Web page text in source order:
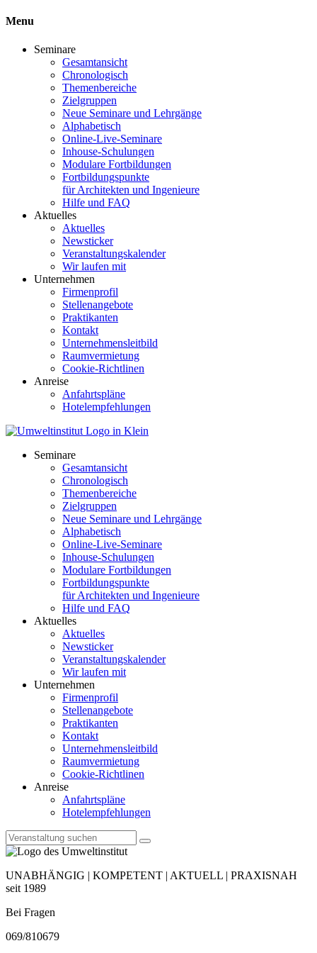
Menu
Seminare
Gesamtansicht
Chronologisch
Themenbereiche
Zielgruppen
Neue Seminare und Lehrgänge
Alphabetisch
Online-Live-Seminare
Inhouse-Schulungen
Modulare Fortbildungen
Fortbildungspunkte
für Architekten und Ingenieure
Hilfe und FAQ
Aktuelles
Aktuelles
Newsticker
Veranstaltungskalender
Wir laufen mit
Unternehmen
Firmenprofil
Stellenangebote
Praktikanten
Kontakt
Unternehmensleitbild
Raumvermietung
Cookie-Richtlinen
Anreise
Anfahrtspläne
Hotelempfehlungen
Seminare
Gesamtansicht
Chronologisch
Themenbereiche
Zielgruppen
Neue Seminare und Lehrgänge
Alphabetisch
Online-Live-Seminare
Inhouse-Schulungen
Modulare Fortbildungen
Fortbildungspunkte
für Architekten und Ingenieure
Hilfe und FAQ
Aktuelles
Aktuelles
Newsticker
Veranstaltungskalender
Wir laufen mit
Unternehmen
Firmenprofil
Stellenangebote
Praktikanten
Kontakt
Unternehmensleitbild
Raumvermietung
Cookie-Richtlinen
Anreise
Anfahrtspläne
Hotelempfehlungen
UNABHÄNGIG | KOMPETENT | AKTUELL | PRAXISNAH
seit 1989
Bei Fragen
069/810679